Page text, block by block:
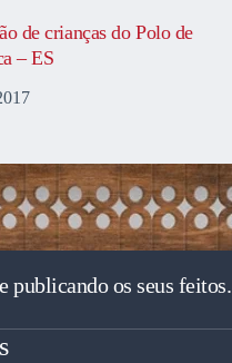
de crianças do Polo de
– ES
publicando os seus feitos.